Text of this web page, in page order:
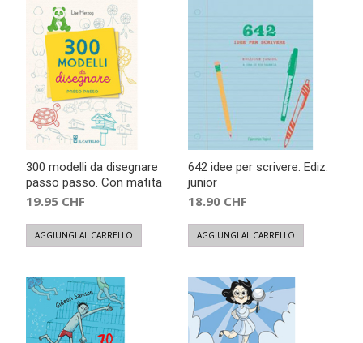
300 modelli da disegnare
passo passo. Con matita
19.95 CHF
AGGIUNGI AL CARRELLO
642 idee per scrivere. Ediz.
junior
18.90 CHF
AGGIUNGI AL CARRELLO